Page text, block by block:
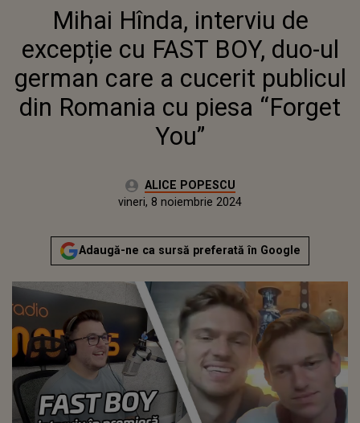
EXCEPȚIE CU FAST BOY, DUO-UL
GERMAN CARE A CUCERIT
PUBLICUL DIN ROMANIA CU
PIESA “FORGET YOU”
Mihai Hînda, interviu de
excepție cu FAST BOY, duo-ul
german care a cucerit publicul
din Romania cu piesa “Forget
You”
Autor:ALICE POPESCU
marți, 5 noiembrie 2024Actualizat:
vineri, 8 noiembrie 2024
Adaugă-ne ca sursă preferată în Google